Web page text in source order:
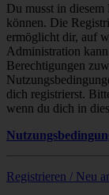
Du musst in
können. Die
ermöglicht dir, auf
Administration
Berechtigungen
dich registrierst.
wenn du dich in
Registrieren / Neu